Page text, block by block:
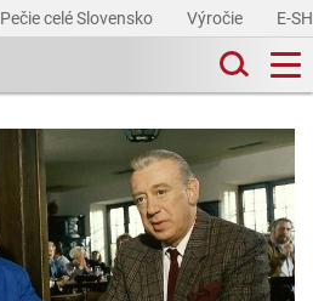
Pečie celé Slovensko Výročie E-